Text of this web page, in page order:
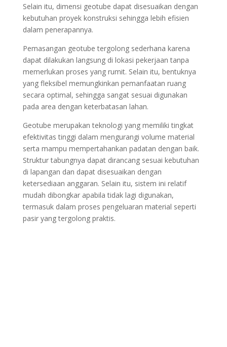
Selain itu, dimensi geotube dapat disesuaikan dengan
kebutuhan proyek konstruksi sehingga lebih efisien
dalam penerapannya.
Pemasangan geotube tergolong sederhana karena
dapat dilakukan langsung di lokasi pekerjaan tanpa
memerlukan proses yang rumit. Selain itu, bentuknya
yang fleksibel memungkinkan pemanfaatan ruang
secara optimal, sehingga sangat sesuai digunakan
pada area dengan keterbatasan lahan.
Geotube merupakan teknologi yang memiliki tingkat
efektivitas tinggi dalam mengurangi volume material
serta mampu mempertahankan padatan dengan baik.
Struktur tabungnya dapat dirancang sesuai kebutuhan
di lapangan dan dapat disesuaikan dengan
ketersediaan anggaran. Selain itu, sistem ini relatif
mudah dibongkar apabila tidak lagi digunakan,
termasuk dalam proses pengeluaran material seperti
pasir yang tergolong praktis.